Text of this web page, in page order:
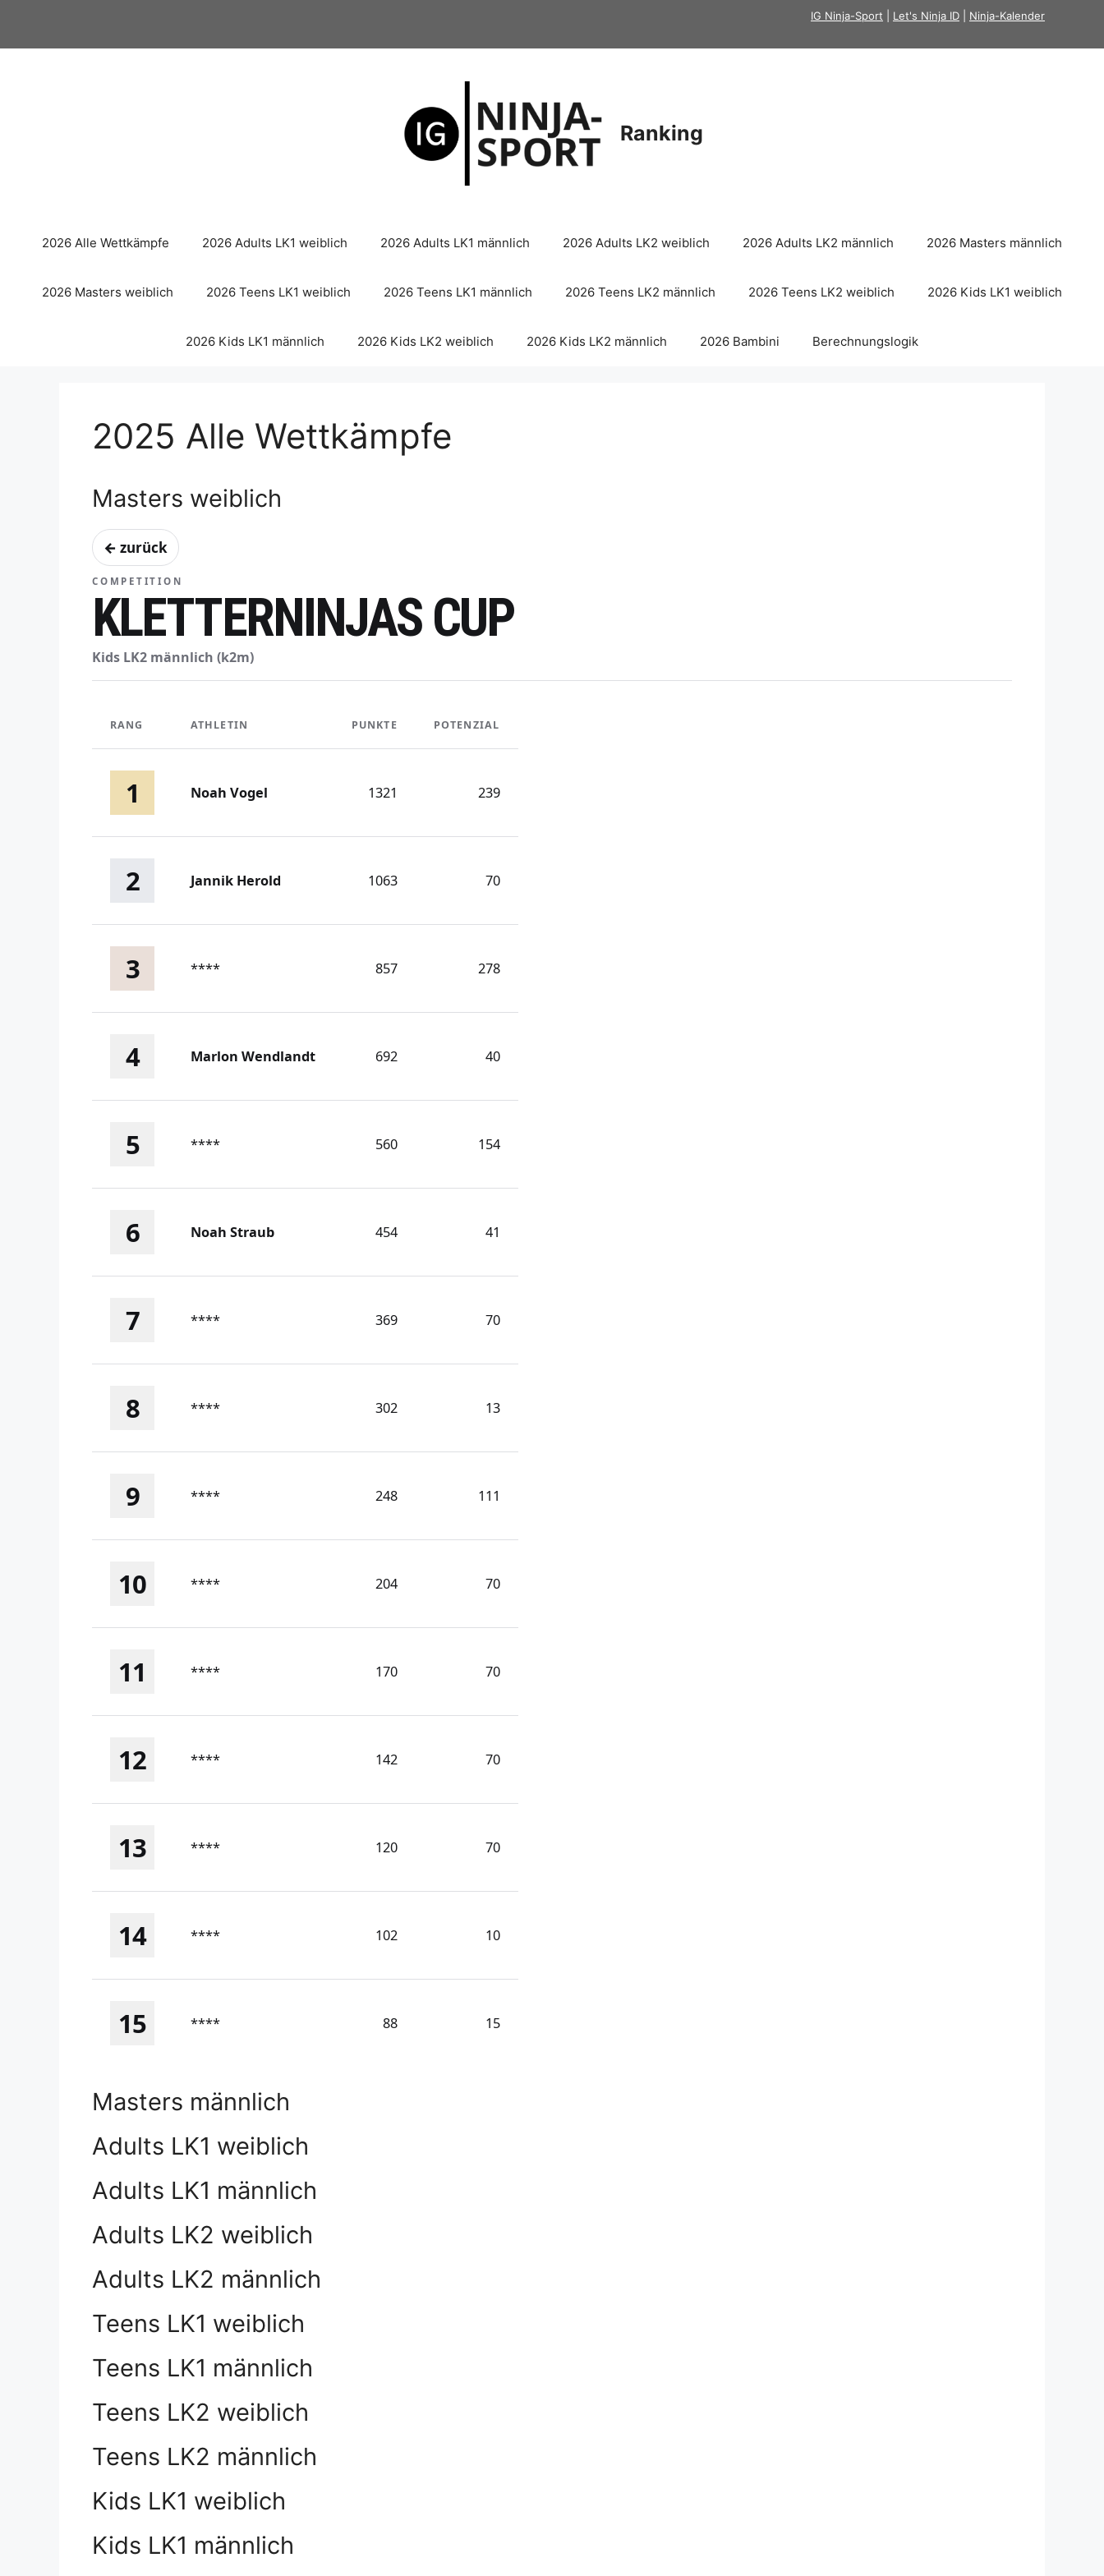
springen
IG Ninja-Sport Let's Ninja ID Ninja-Kalender
Ranking
2026 Alle Wettkämpfe 2026 Adults LK1 weiblich 2026 Adults LK1 männlich 2026 Adults LK2 weiblich 2026 Adults LK2 männlich 2026 Masters männlich
2026 Masters weiblich 2026 Teens LK1 weiblich 2026 Teens LK1 männlich 2026 Teens LK2 männlich 2026 Teens LK2 weiblich 2026 Kids LK1 weiblich
2026 Kids LK1 männlich 2026 Kids LK2 weiblich 2026 Kids LK2 männlich 2026 Bambini Berechnungslogik
2025 Alle Wettkämpfe
Masters weiblich
← zurück
COMPETITION
KLETTERNINJAS CUP
Kids LK2 männlich (k2m)
RANG ATHLETIN PUNKTE POTENZIAL
1 Noah Vogel 1321 239
2 Jannik Herold 1063 70
3 **** 857 278
4 Marlon Wendlandt 692 40
5 **** 560 154
6 Noah Straub 454 41
7 **** 369 70
8 **** 302 13
9 **** 248 111
10 **** 204 70
11 **** 170 70
12 **** 142 70
13 **** 120 70
14 **** 102 10
15 **** 88 15
Masters männlich
Adults LK1 weiblich
Adults LK1 männlich
Adults LK2 weiblich
Adults LK2 männlich
Teens LK1 weiblich
Teens LK1 männlich
Teens LK2 weiblich
Teens LK2 männlich
Kids LK1 weiblich
Kids LK1 männlich